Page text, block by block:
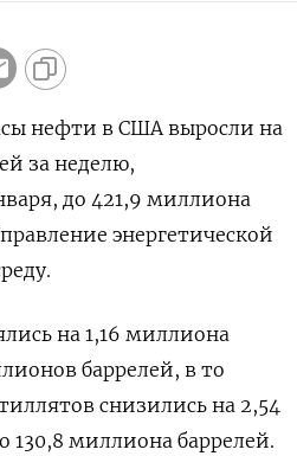
нефти в США выросли на
за неделю,
до 421,9 миллиона
энергетической
на 1,16 миллиона
баррелей, в то
снизились на 2,54
130,8 миллиона баррелей.